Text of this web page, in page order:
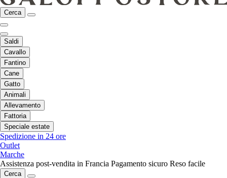
Cerca
Saldi
Cavallo
Fantino
Cane
Gatto
Animali
Allevamento
Fattoria
Speciale estate
Spedizione in 24 ore
Outlet
Marche
Assistenza post-vendita in Francia Pagamento sicuro Reso facile
Cerca